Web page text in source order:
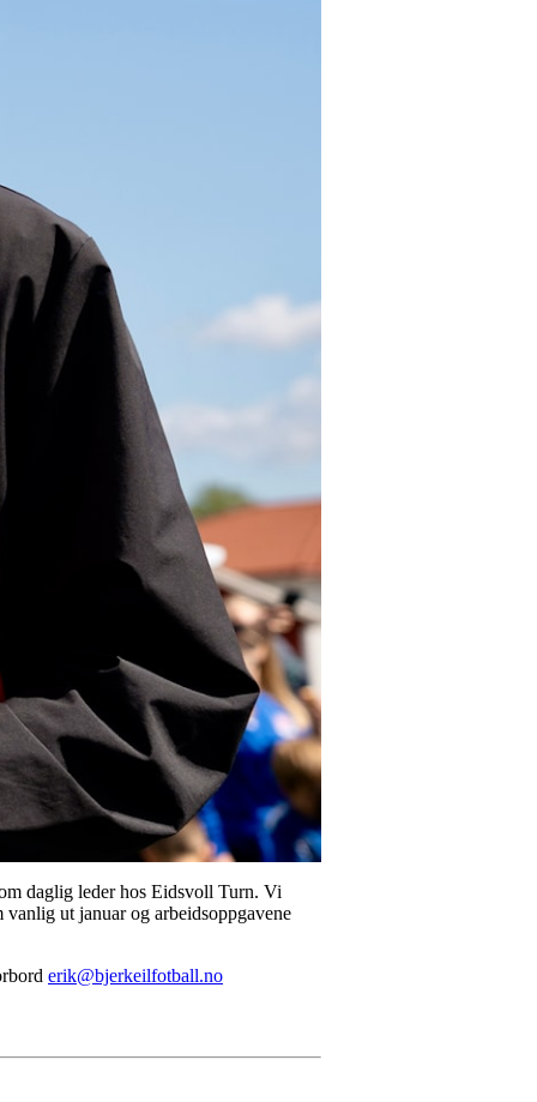
daglig leder hos Eidsvoll Turn. Vi
ut januar og arbeidsoppgavene
erik@bjerkeilfotball.no